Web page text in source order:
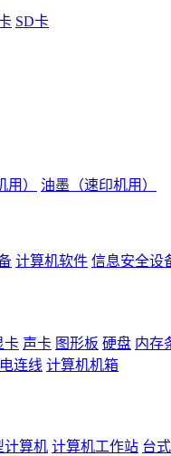
SD卡
） 油墨（速印机用）
计算机软件 信息安全设
卡 声卡 图形板 硬盘 内存
连线 计算机机箱
计算机 计算机工作站 台